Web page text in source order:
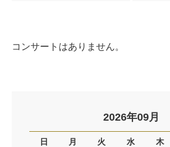
コンサートはありません。
2026年09月
日 月 火 水 木